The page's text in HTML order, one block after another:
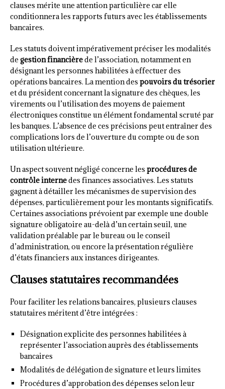
clauses mérite une attention particulière car elle
conditionnera les rapports futurs avec les établissements
bancaires.
Les statuts doivent impérativement préciser les modalités
de gestion financièrede l’association, notamment en
désignant les personnes habilitées à effectuer des
opérations bancaires. La mention des pouvoirs du trésorier
et du président concernant la signature des chèques, les
virements ou l’utilisation des moyens de paiement
électroniques constitue un élément fondamental scruté par
les banques. L’absence de ces précisions peut entraîner des
complications lors de l’ouverture du compte ou de son
utilisation ultérieure.
Un aspect souvent négligé concerne les procédures de
contrôle internedes finances associatives. Les statuts
gagnent à détailler les mécanismes de supervision des
dépenses, particulièrement pour les montants significatifs.
Certaines associations prévoient par exemple une double
signature obligatoire au-delà d’un certain seuil, une
validation préalable par le bureau ou le conseil
d’administration, ou encore la présentation régulière
d’états financiers aux instances dirigeantes.
Clauses statutaires recommandées
Pour faciliter les relations bancaires, plusieurs clauses
statutaires méritent d’être intégrées :
Désignation explicite des personnes habilitées à
représenter l’association auprès des établissements
bancaires
Modalités de délégation de signature et leurs limites
Procédures d’approbation des dépenses selon leur